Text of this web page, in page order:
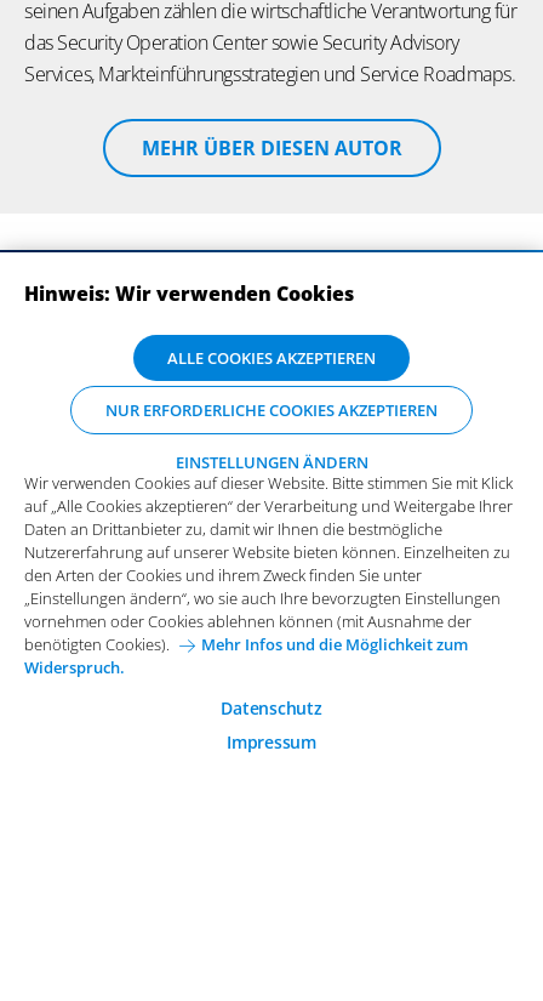
seinen Aufgaben zählen die wirtschaftliche Verantwortung für
das Security Operation Center sowie Security Advisory
Services, Markteinführungsstrategien und Service Roadmaps.
MEHR ÜBER DIESEN AUTOR
Impressum Datenschutz
Allgemeine Einkaufsbedingungen
Karriere bei Arvato Systems Kontakt
Wir verwenden Cookies auf dieser Website. Bitte stimmen Sie mit Klick
auf „Alle Cookies akzeptieren“ der Verarbeitung und Weitergabe Ihrer
Daten an Drittanbieter zu, damit wir Ihnen die bestmögliche
Nutzererfahrung auf unserer Website bieten können. Einzelheiten zu
den Arten der Cookies und ihrem Zweck finden Sie unter
„Einstellungen ändern“, wo sie auch Ihre bevorzugten Einstellungen
vornehmen oder Cookies ablehnen können (mit Ausnahme der
benötigten Cookies).
Mehr Infos und die Möglichkeit zum
Widerspruch.
Datenschutz
Impressum
Hinweis: Wir verwenden Cookies
ALLE COOKIES AKZEPTIEREN
NUR ERFORDERLICHE COOKIES AKZEPTIEREN
EINSTELLUNGEN ÄNDERN
Wir verwenden Cookies auf dieser Website. Bitte stimmen Sie mit Klick
auf „Alle Cookies akzeptieren“ der Verarbeitung und Weitergabe Ihrer
Daten an Drittanbieter zu, damit wir Ihnen die bestmögliche
Nutzererfahrung auf unserer Website bieten können. Einzelheiten zu
den Arten der Cookies und ihrem Zweck finden Sie unter
„Einstellungen ändern“, wo sie auch Ihre bevorzugten Einstellungen
vornehmen oder Cookies ablehnen können (mit Ausnahme der
benötigten Cookies).
Mehr Infos und die Möglichkeit zum
Widerspruch.
Funktionale Cookies
Diese Cookies sind essenziell wichtig für die einwandfreie
Funktion der Website.
Analytische Cookies
Analytische Cookies werden verwendet, um das